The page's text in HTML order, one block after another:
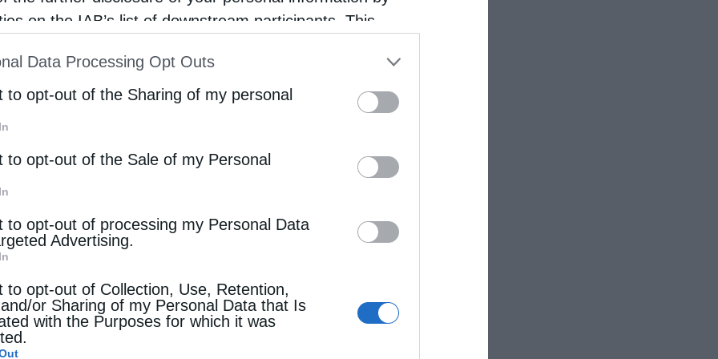
on the IAB’s list of downstream participants. This
of Downstream Participantsthat may further disclose it to
parties.
Data Processing Opt Outs
to opt-out of the Sharing of my personal
to opt-out of the Sale of my Personal
to opt-out of processing my Personal Data
Advertising.
to opt-out of Collection, Use, Retention,
or Sharing of my Personal Data that Is
with the Purposes for which it was
Συμβούλιο του Ιερού Ναού αλλά
στον Σεβασμιώτατο αναμνηστικά δώρα με
τους.
του χωριού είχε την ευκαιρία να
απόψεις για το μέλλον τους.